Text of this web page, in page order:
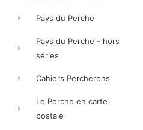
Pays du Perche
Pays du Perche - hors
séries
Cahiers Percherons
Le Perche en carte
postale